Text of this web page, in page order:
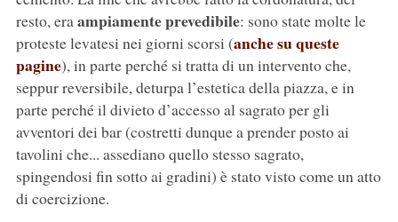
resto, eraampiamente prevedibile: sono state molte le
proteste levatesi nei giorni scorsi (anche su queste
pagine), in parte perché si tratta di un intervento che,
seppur reversibile, deturpa l’estetica della piazza, e in
parte perché il divieto d’accesso al sagrato per gli
avventori dei bar (costretti dunque a prender posto ai
tavolini che... assediano quello stesso sagrato,
spingendosi fin sotto ai gradini) è stato visto come un atto
di coercizione.